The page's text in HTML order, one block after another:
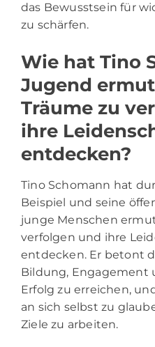
das Bewusstsein für
zu schärfen.
Wie hat Tino
Jugend
Träume zu
ihre
entdecken?
Tino Schomann hat
Beispiel und seine
junge Menschen
verfolgen und ihre
entdecken. Er betont
Bildung, Engagement
Erfolg zu erreichen,
an sich selbst zu
Ziele zu arbeiten.